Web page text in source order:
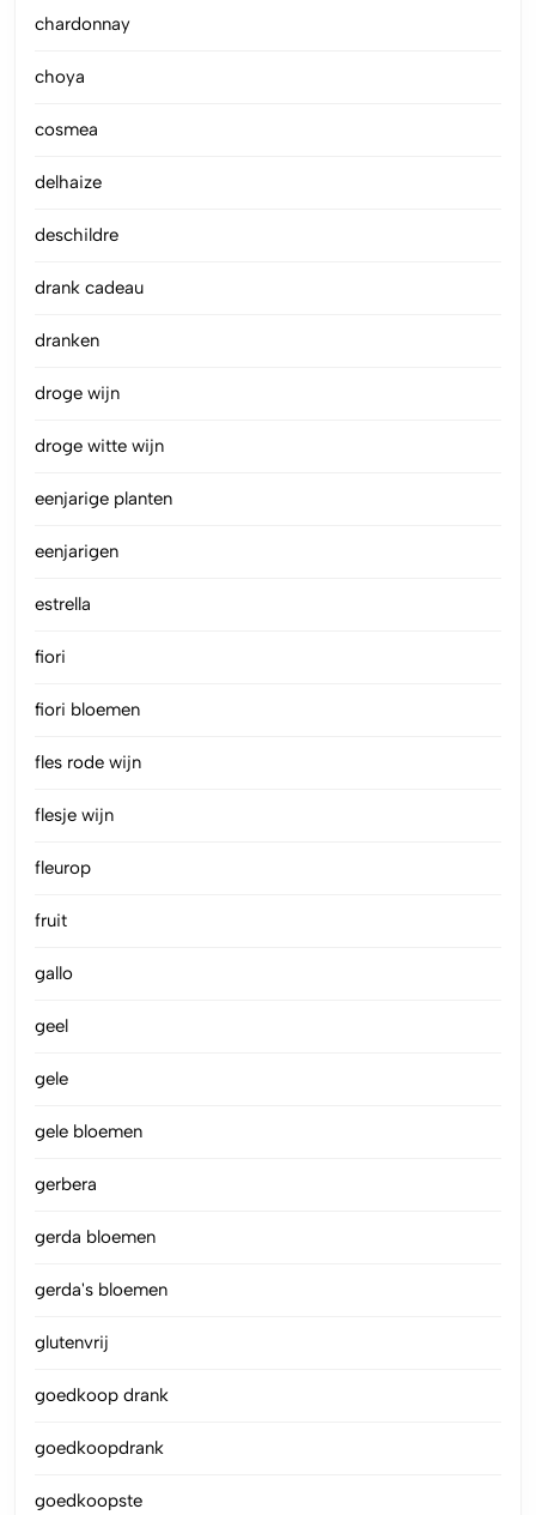
chardonnay
choya
cosmea
delhaize
deschildre
drank cadeau
dranken
droge wijn
droge witte wijn
eenjarige planten
eenjarigen
estrella
fiori
fiori bloemen
fles rode wijn
flesje wijn
fleurop
fruit
gallo
geel
gele
gele bloemen
gerbera
gerda bloemen
gerda's bloemen
glutenvrij
goedkoop drank
goedkoopdrank
goedkoopste